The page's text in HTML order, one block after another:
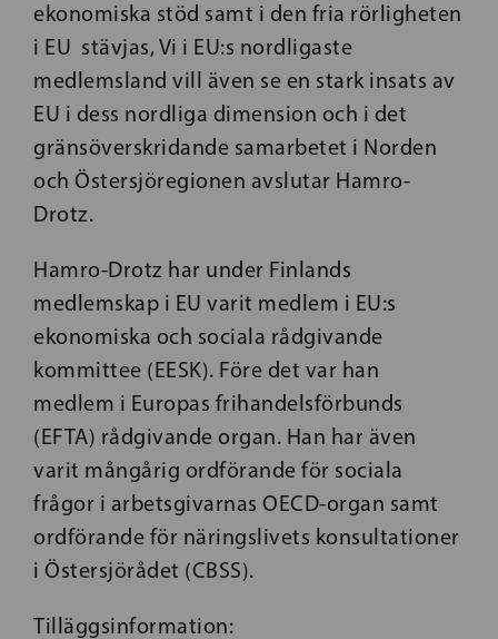
ekonomiska stöd samt i den fria rörligheten
i EU stävjas, Vi i EU:s nordligaste
medlemsland vill även se en stark insats av
EU i dess nordliga dimension och i det
gränsöverskridande samarbetet i Norden
och Östersjöregionen avslutar Hamro-
Drotz.
Hamro-Drotz har under Finlands
medlemskap i EU varit medlem i EU:s
ekonomiska och sociala rådgivande
kommittee (EESK). Före det var han
medlem i Europas frihandelsförbunds
(EFTA) rådgivande organ. Han har även
varit mångårig ordförande för sociala
frågor i arbetsgivarnas OECD-organ samt
ordförande för näringslivets konsultationer
i Östersjörådet (CBSS).
Tilläggsinformation: